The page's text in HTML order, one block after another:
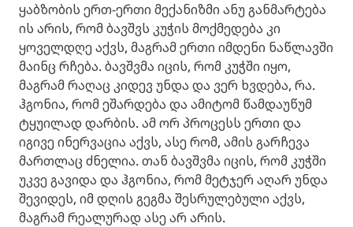
ყაბზობის ერთ-ერთი მექანიზმი ანუ განმარტება
ის არის, რომ ბავშვს კუჭის მოქმედება კი
ყოველდღე აქვს, მაგრამ ერთი იმდენი ნაწლავში
მაინც რჩება. ბავშვმა იცის, რომ კუჭში იყო,
მაგრამ რაღაც კიდევ უნდა და ვერ ხვდება, რა.
ჰგონია, რომ ეშარდება და ამიტომ წამდაუწუმ
ტყუილად დარბის. ამ ორ პროცესს ერთი და
იგივე ინერვაცია აქვს, ასე რომ, ამის გარჩევა
მართლაც ძნელია. თან ბავშვმა იცის, რომ კუჭში
უკვე გავიდა და ჰგონია, რომ მეტჯერ აღარ უნდა
შევიდეს, იმ დღის გეგმა შესრულებული აქვს,
მაგრამ რეალურად ასე არ არის.